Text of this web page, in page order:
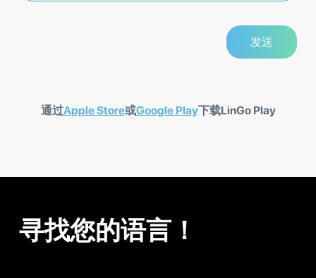
通过Apple Store或Google Play下载LinGo Play
寻找您的语言！